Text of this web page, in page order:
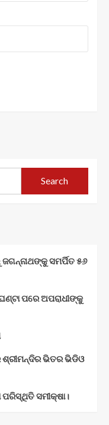
Search
ସମର୍ପିତ ୫୬
ପରେ ଅପରାଧୀଙ୍କୁ
ଭିତର ଭିଡିଓ
ପରିସ୍ଥିତି ସମୀକ୍ଷା।